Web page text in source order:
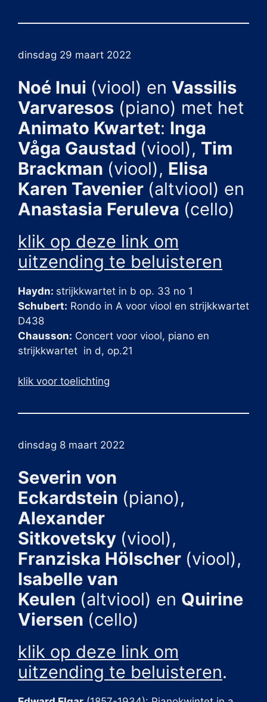
dinsdag 29 maart 2022
Noé Inui (viool) en Vassilis
Varvaresos (piano) met het
Animato Kwartet: Inga
Våga Gaustad (viool), Tim
Brackman (viool), Elisa
Karen Tavenier (altviool) en
Anastasia Feruleva (cello)
klik op deze link om
uitzending te beluisteren
Haydn: strijkkwartet in b op. 33 no 1
Schubert: Rondo in A voor viool en strijkkwartet
D438
Chausson: Concert voor viool, piano en
strijkkwartet in d, op.21
klik voor toelichting
dinsdag 8 maart 2022
Severin von
Eckardstein (piano),
Alexander
Sitkovetsky (viool),
Franziska Hölscher (viool),
Isabelle van
Keulen (altviool) en Quirine
Viersen (cello)
klik op deze link om
uitzending te beluisteren.